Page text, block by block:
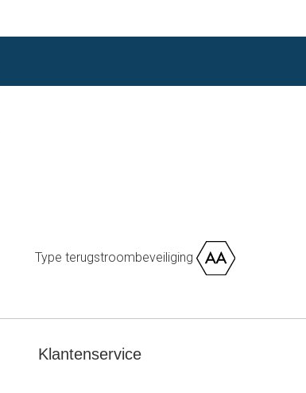
Type terugstroombeveiliging
Klantenservice